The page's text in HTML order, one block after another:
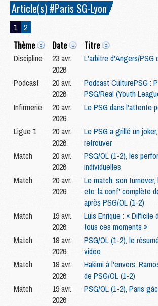
Article(s) #Paris SG-Lyon
1 2
Thème Date Titre
Discipline
23 avr.
2026
L'arbitre d'Angers/PSG
Podcast
20 avr.
2026
Podcast CulturePSG :
PSG/Real (Youth
Infirmerie
20 avr.
2026
Le PSG dans l'attente
Ligue 1
20 avr.
2026
Le PSG a grillé un
retrouver
Match
20 avr.
2026
PSG/OL (1-2), les
individuelles
Match
20 avr.
2026
Le match, son
etc, la conf' complète
après PSG/OL (1-2)
Match
19 avr.
2026
Luis Enrique : « Difficile
tous ces moments »
Match
19 avr.
2026
PSG/OL (1-2), le
video
Match
19 avr.
2026
Hakimi à l'envers,
de PSG/OL (1-2)
Match
19 avr.
2026
PSG/OL (1-2), Paris